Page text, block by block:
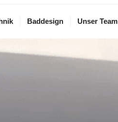
Baddesign Unser Team